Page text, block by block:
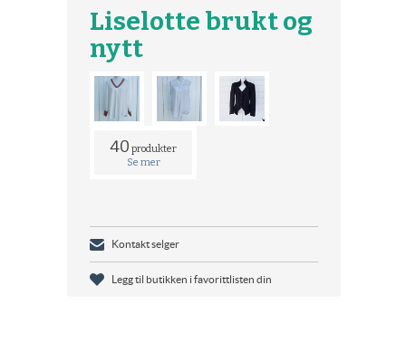
Liselotte brukt og
nytt
40 produkter
Se mer
Kontakt selger
Legg til butikken i favorittlisten din